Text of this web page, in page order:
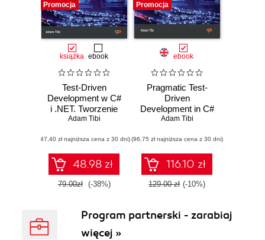
Promocja
książka ebook
Test-Driven
Development w C#
i .NET. Tworzenie
wysokiej jakości
architekturze DDD
za pomocą
znanych narzędzi i
bibliotek
Adam Tibi
(47,40 zł najniższa cena z 30 dni)
48.98 zł
79.00zł (-38%)
Promocja
ebook
Pragmatic Test-
Driven
Development in C#
and .NET. Write
documented, and
high-quality code
with DDD using
familiar tools and
libraries
Adam Tibi
(96,75 zł najniższa cena z 30 dni)
116.10 zł
129.00 zł (-10%)
Program partnerski - zarabiaj
więcej »